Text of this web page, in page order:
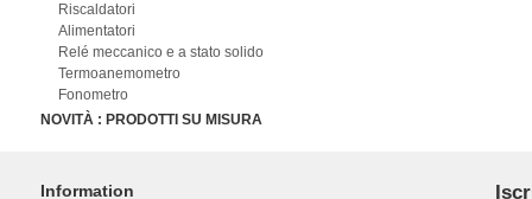
Riscaldatori
Alimentatori
Relé meccanico e a stato solido
Termoanemometro
Fonometro
NOVITÀ : PRODOTTI SU MISURA
Information